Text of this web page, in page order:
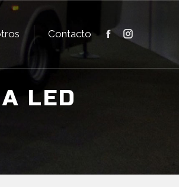
Contacto
FacebookInstagram
LED
Facebook